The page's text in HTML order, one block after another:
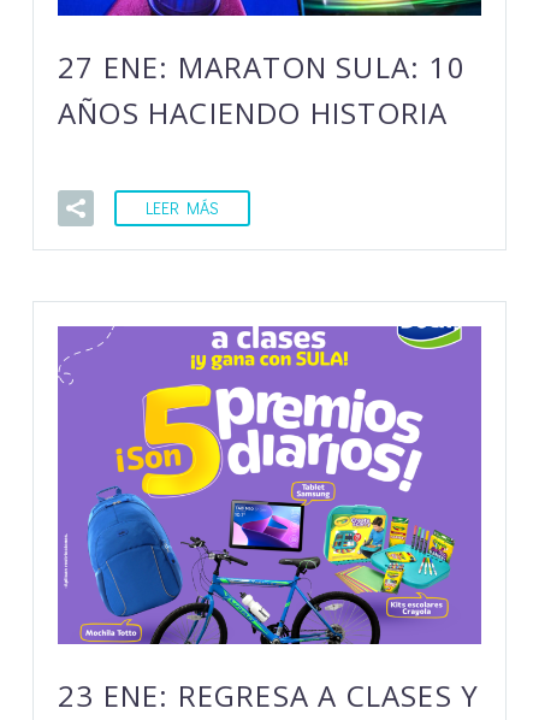
27 ENE: MARATON SULA: 10
AÑOS HACIENDO HISTORIA
LEER MÁS
23 ENE: REGRESA A CLASES Y